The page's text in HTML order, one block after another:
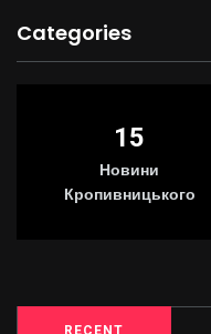
Categories
15
Новини
Кропивницького
RECENT